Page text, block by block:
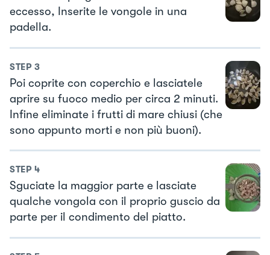
eccesso, Inserite le vongole in una
padella.
STEP 3
Poi coprite con coperchio e lasciatele
aprire su fuoco medio per circa 2 minuti.
Infine eliminate i frutti di mare chiusi (che
sono appunto morti e non più buoni).
STEP 4
Sguciate la maggior parte e lasciate
qualche vongola con il proprio guscio da
parte per il condimento del piatto.